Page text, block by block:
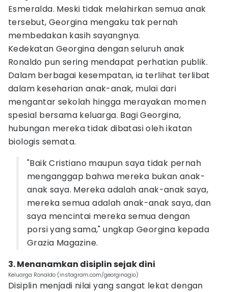
Esmeralda. Meski tidak melahirkan semua anak
tersebut, Georgina mengaku tak pernah
membedakan kasih sayangnya.
Kedekatan Georgina dengan seluruh anak
Ronaldo pun sering mendapat perhatian publik.
Dalam berbagai kesempatan, ia terlihat terlibat
dalam keseharian anak-anak, mulai dari
mengantar sekolah hingga merayakan momen
spesial bersama keluarga. Bagi Georgina,
hubungan mereka tidak dibatasi oleh ikatan
biologis semata.
"Baik Cristiano maupun saya tidak pernah
menganggap bahwa mereka bukan anak-
anak saya. Mereka adalah anak-anak saya,
mereka semua adalah anak-anak saya, dan
saya mencintai mereka semua dengan
porsi yang sama," ungkap Georgina kepada
Grazia Magazine.
3. Menanamkan disiplin sejak dini
Keluarga Ronaldo (instagram.com/georginagio)
Disiplin menjadi nilai yang sangat lekat dengan